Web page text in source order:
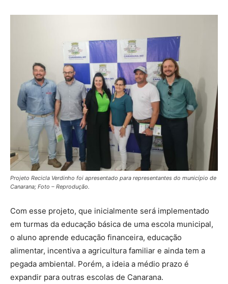
Projeto Recicla Verdinho foi apresentado para representantes do município de
Canarana; Foto – Reprodução.
Com esse projeto, que inicialmente será implementado
em turmas da educação básica de uma escola municipal,
o aluno aprende educação financeira, educação
alimentar, incentiva a agricultura familiar e ainda tem a
pegada ambiental. Porém, a ideia a médio prazo é
expandir para outras escolas de Canarana.